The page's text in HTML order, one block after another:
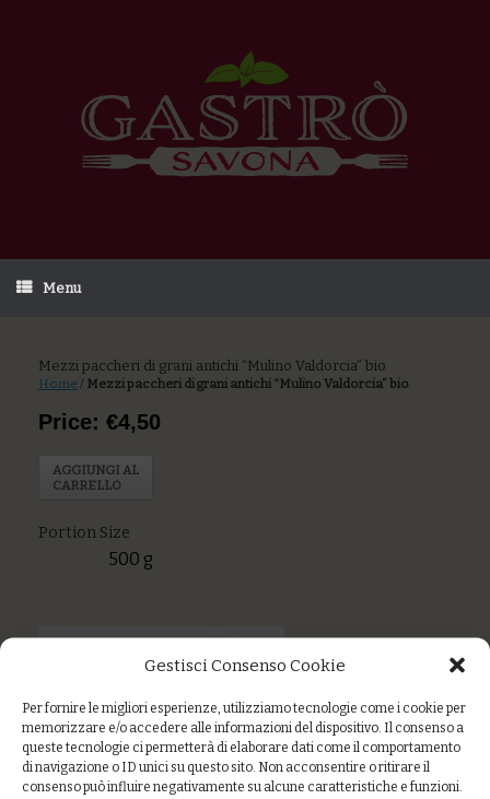
Gestisci Consenso Cookie
Per fornire le migliori esperienze, utilizziamo tecnologie come i cookie per
memorizzare e/o accedere alle informazioni del dispositivo. Il consenso a
queste tecnologie ci permetterà di elaborare dati come il comportamento
di navigazione o ID unici su questo sito. Non acconsentire o ritirare il
consenso può influire negativamente su alcune caratteristiche e funzioni.
Menu
Mezzi paccheri di grani antichi “Mulino Valdorcia” bio
Home / Mezzi paccheri di grani antichi “Mulino Valdorcia” bio
Price: €4,50
AGGIUNGI AL
CARRELLO
Portion Size
500 g